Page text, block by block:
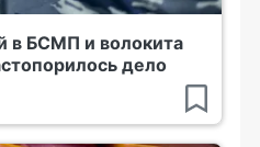
в БСМП и волокита
дело